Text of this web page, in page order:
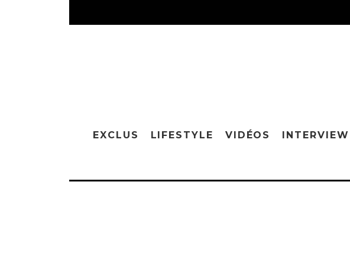
EXCLUS LIFESTYLE VIDÉOS INTERVIEW